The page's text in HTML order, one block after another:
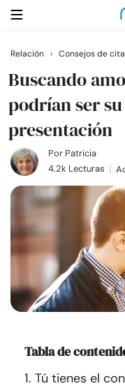
Buscar
Casarse
Relaciones
Familia
Ayuda
Cursos
Comunidad
Relación › Consejos de
Buscando
podrían ser
presentación
Por Patricia
4.2k Lecturas
Tabla de
1. Tú tienes el